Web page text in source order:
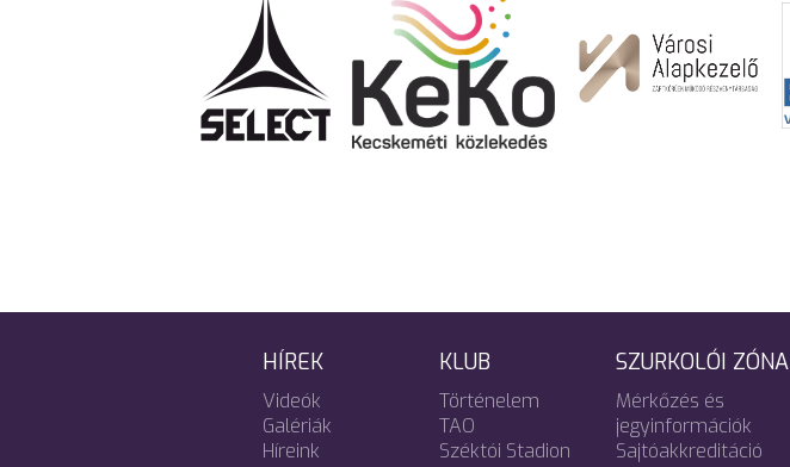
HÍREK
Videók
Galériák
Híreink
KLUB
Történelem
TAO
Széktói Stadion
SZURKOLÓI ZÓNA
Mérkőzés és
jegyinformációk
Sajtóakkreditáció